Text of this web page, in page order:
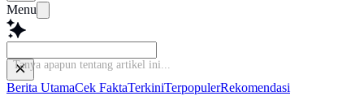
Menu
Tanya apapun tentang arti
Berita UtamaCek FaktaTerkiniTerpopulerRekomendasi